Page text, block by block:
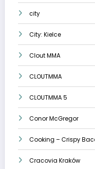
city
City: Kielce
Clout MMA
CLOUTMMA
CLOUTMMA 5
Conor McGregor
Cooking – Crispy
Cracovia Kraków